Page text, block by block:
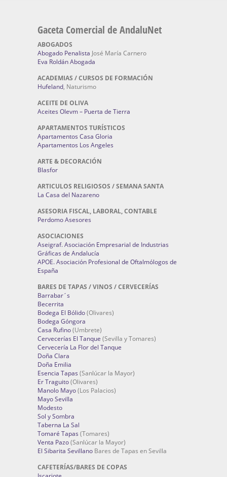
Gaceta Comercial de AndaluNet
ABOGADOS
Abogado Penalista José María Carnero
Eva Roldán Abogada
ACADEMIAS / CURSOS DE FORMACIÓN
Hufeland, Naturismo
ACEITE DE OLIVA
Aceites Olevm – Puerta de Tierra
APARTAMENTOS TURÍSTICOS
Apartamentos Casa Gloria
Apartamentos Los Angeles
ARTE & DECORACIÓN
Blasfor
ARTICULOS RELIGIOSOS / SEMANA SANTA
La Casa del Nazareno
ASESORIA FISCAL, LABORAL, CONTABLE
Perdomo Asesores
ASOCIACIONES
Aseigraf. Asociación Empresarial de Industrias
Gráficas de Andalucía
APOE. Asociación Profesional de Oftalmólogos de
España
BARES DE TAPAS / VINOS / CERVECERÍAS
Barrabar´s
Becerrita
Bodega El Bólido(Olivares)
Bodega Góngora
Casa Rufino(Umbrete)
Cervecerías El Tanque (Sevilla y Tomares)
Cervecería La Flor del Tanque
Doña Clara
Doña Emilia
Esencia Tapas (Sanlúcar la Mayor)
Er Traguito(Olivares)
Manolo Mayo(Los Palacios)
Mayo Sevilla
Modesto
Sol y Sombra
Taberna La Sal
Tomaré Tapas (Tomares)
Venta Pazo(Sanlúcar la Mayor)
El Sibarita Sevillano Bares de Tapas en Sevilla
CAFETERÍAS/BARES DE COPAS